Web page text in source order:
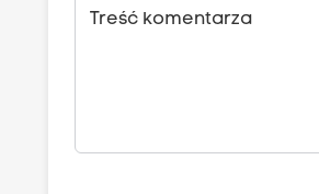
Treść komentarza